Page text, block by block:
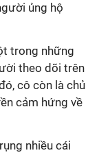
ủng hộ
trong những
theo dõi trên
cô còn làchủ
cảm hứng về
nhiều cái